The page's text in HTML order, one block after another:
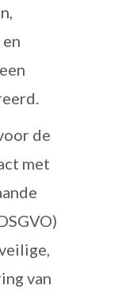
de
met
van